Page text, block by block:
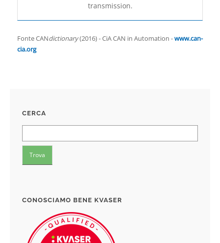
transmission.
Fonte CANdictionary(2016) - CiA CAN in Automation -www.can-
cia.org
CERCA
CONOSCIAMO BENE KVASER